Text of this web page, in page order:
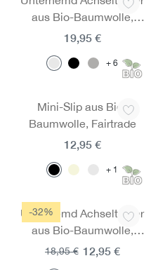
aus Bio-Baumwolle,
Fairtrade
6
19,95 €
Mini-Slip aus Bio-
Baumwolle, Fairtrade
1
12,95 €
-32%
Unterhemd Achselträger
aus Bio-Baumwolle,
Fairtrade
12,95 €
18,95 €